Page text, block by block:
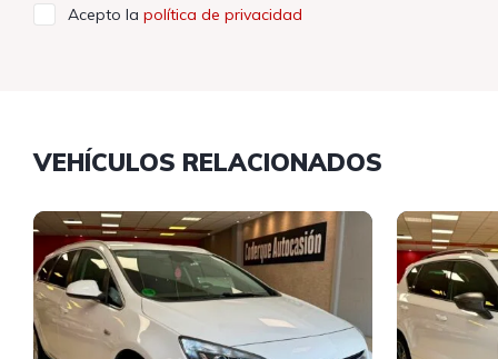
Acepto la política de privacidad
VEHÍCULOS RELACIONADOS